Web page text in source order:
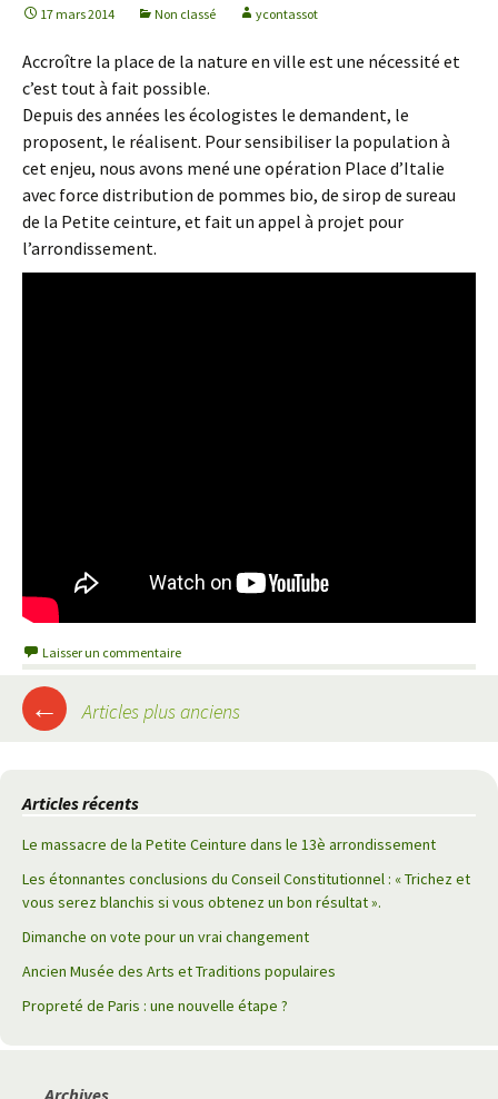
17 mars 2014 Non classé ycontassot
Accroître la place de la nature en ville est une nécessité et
c’est tout à fait possible.
Depuis des années les écologistes le demandent, le
proposent, le réalisent. Pour sensibiliser la population à
cet enjeu, nous avons mené une opération Place d’Italie
avec force distribution de pommes bio, de sirop de sureau
de la Petite ceinture, et fait un appel à projet pour
l’arrondissement.
Laisser un commentaire
des
articles
← Articles plus anciens
Articles récents
Le massacre de la Petite Ceinture dans le 13è arrondissement
Les étonnantes conclusions du Conseil Constitutionnel : « Trichez et
vous serez blanchis si vous obtenez un bon résultat ».
Dimanche on vote pour un vrai changement
Ancien Musée des Arts et Traditions populaires
Propreté de Paris : une nouvelle étape ?
Archives